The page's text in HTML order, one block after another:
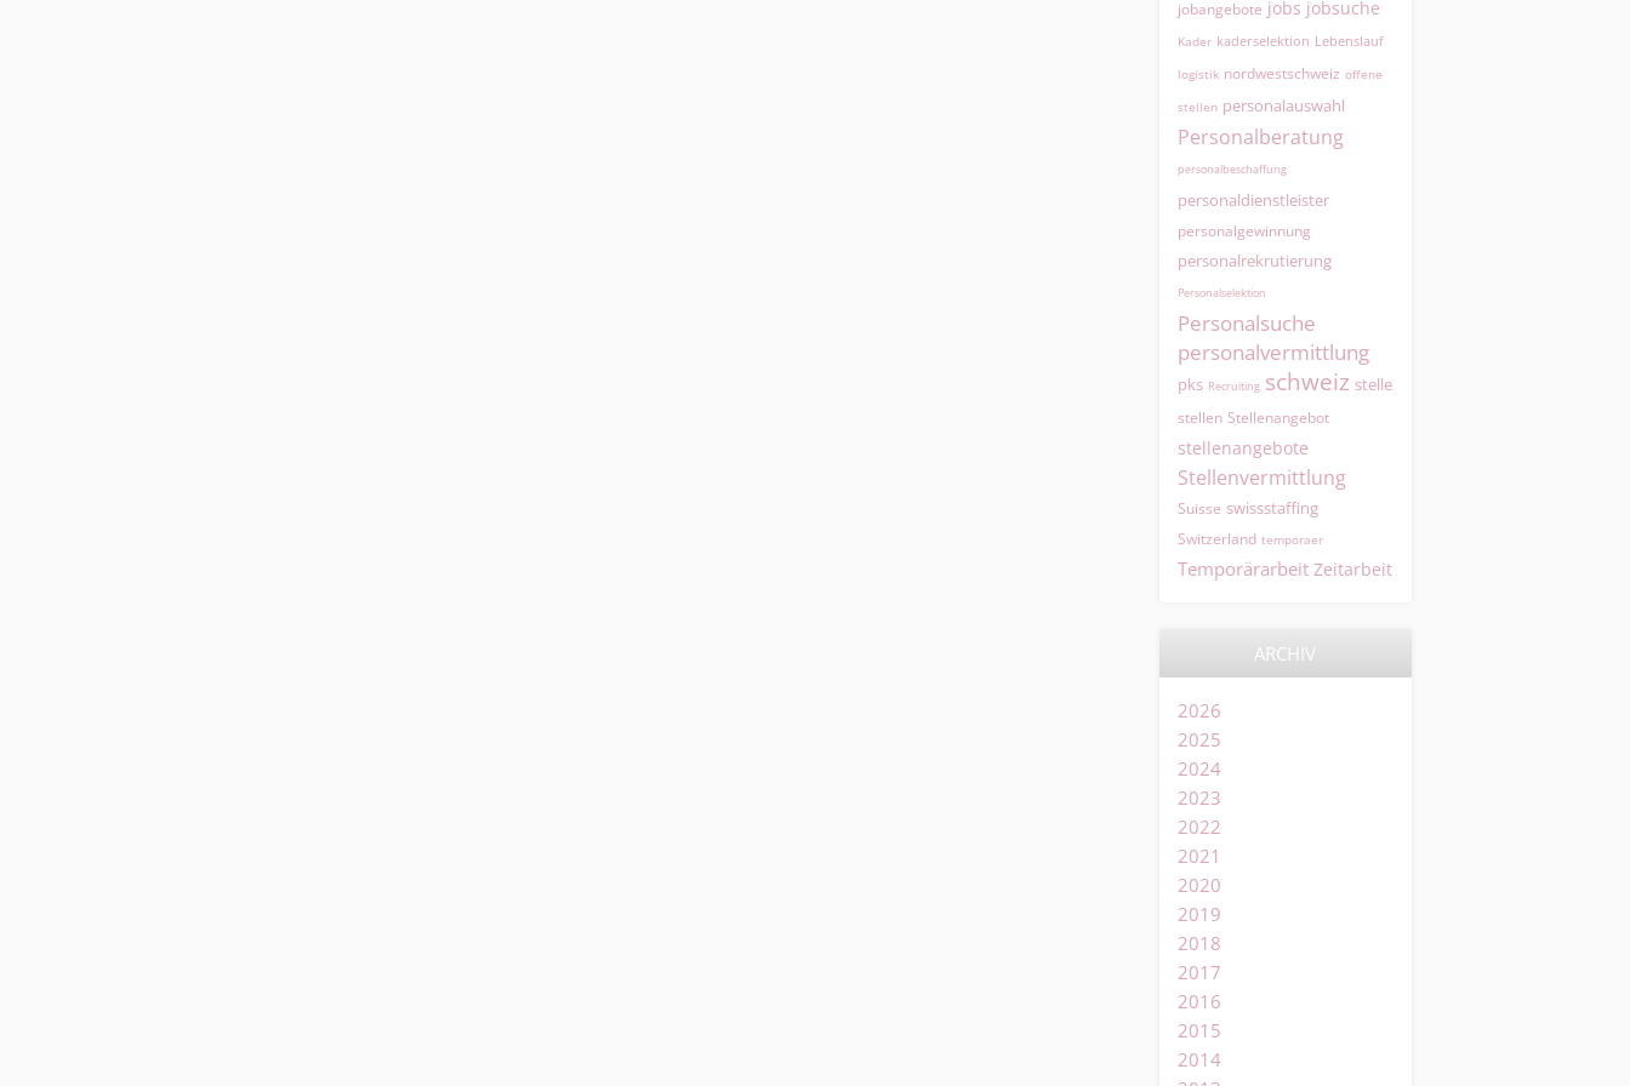
jobangebote jobs jobsuche
Kader kaderselektion Lebenslauf
logistik nordwestschweiz offene
stellen personalauswahl
Personalberatung
personalbeschaffung
personaldienstleister
personalgewinnung
personalrekrutierung
Personalselektion
Personalsuche
personalvermittlung
pks Recruiting schweiz stelle
stellen Stellenangebot
stellenangebote
Stellenvermittlung
Suisse swissstaffing
Switzerland temporaer
Temporärarbeit Zeitarbeit
ARCHIV
2026
2025
2024
2023
2022
2021
2020
2019
2018
2017
2016
2015
2014